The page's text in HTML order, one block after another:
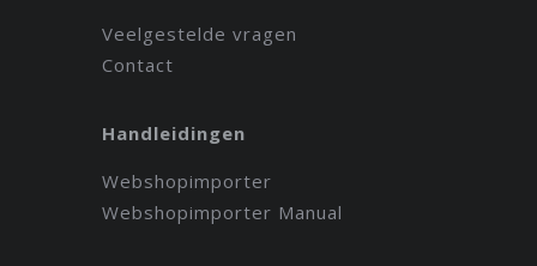
Veelgestelde vragen
Contact
Handleidingen
Webshopimporter
Webshopimporter Manual